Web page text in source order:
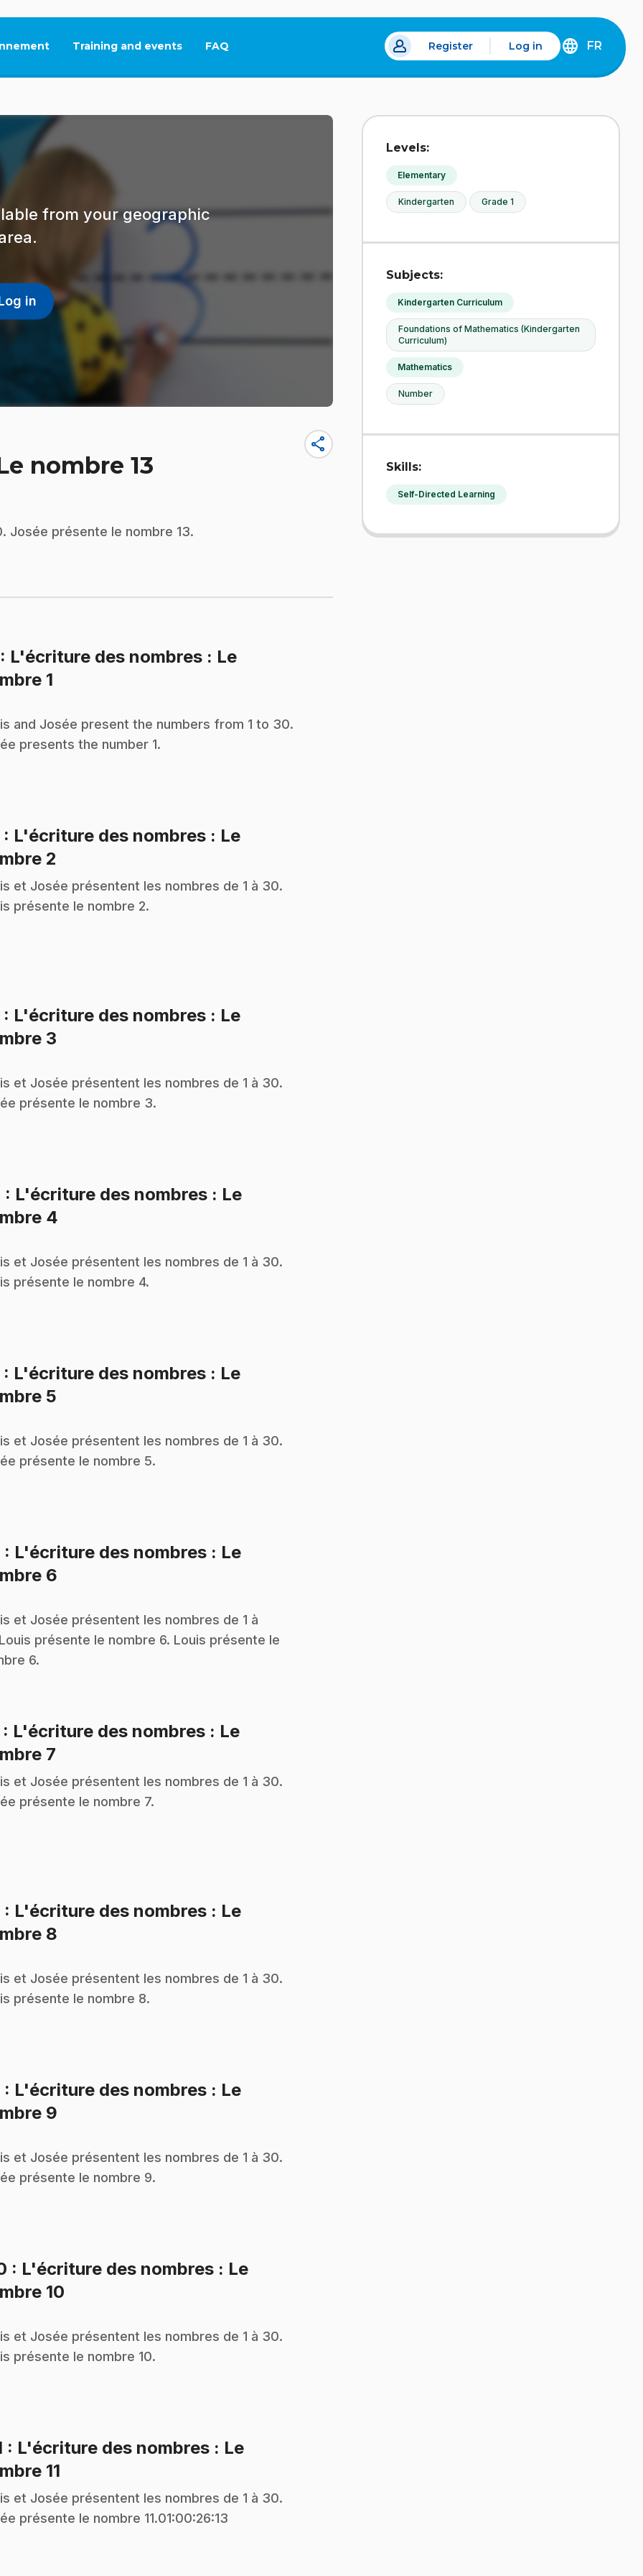
Training and events FAQ
This link will open in a new tab. Register Log in
DÉCOUVREZ
FRANÇAIS
FR
from your geographic
in
nombre 13
share
Josée présente le nombre 13.
: L'écriture des nombres : Le
1
and Josée present the numbers from 1 to 30.
presents the number 1.
: L'écriture des nombres : Le
2
et Josée présentent les nombres de 1 à 30.
présente le nombre 2.
: L'écriture des nombres : Le
3
et Josée présentent les nombres de 1 à 30.
présente le nombre 3.
: L'écriture des nombres : Le
4
et Josée présentent les nombres de 1 à 30.
présente le nombre 4.
: L'écriture des nombres : Le
5
et Josée présentent les nombres de 1 à 30.
présente le nombre 5.
: L'écriture des nombres : Le
6
et Josée présentent les nombres de 1 à
présente le nombre 6. Louis présente le
6.
: L'écriture des nombres : Le
7
et Josée présentent les nombres de 1 à 30.
présente le nombre 7.
: L'écriture des nombres : Le
8
et Josée présentent les nombres de 1 à 30.
présente le nombre 8.
: L'écriture des nombres : Le
9
et Josée présentent les nombres de 1 à 30.
présente le nombre 9.
: L'écriture des nombres : Le
10
et Josée présentent les nombres de 1 à 30.
présente le nombre 10.
: L'écriture des nombres : Le
11
et Josée présentent les nombres de 1 à 30.
présente le nombre 11.01:00:26:13
Levels:
Elementary
Kindergarten Grade 1
Subjects:
Kindergarten Curriculum
Foundations of Mathematics (Kindergarten
Curriculum)
Mathematics
Number
Skills:
Self-Directed Learning